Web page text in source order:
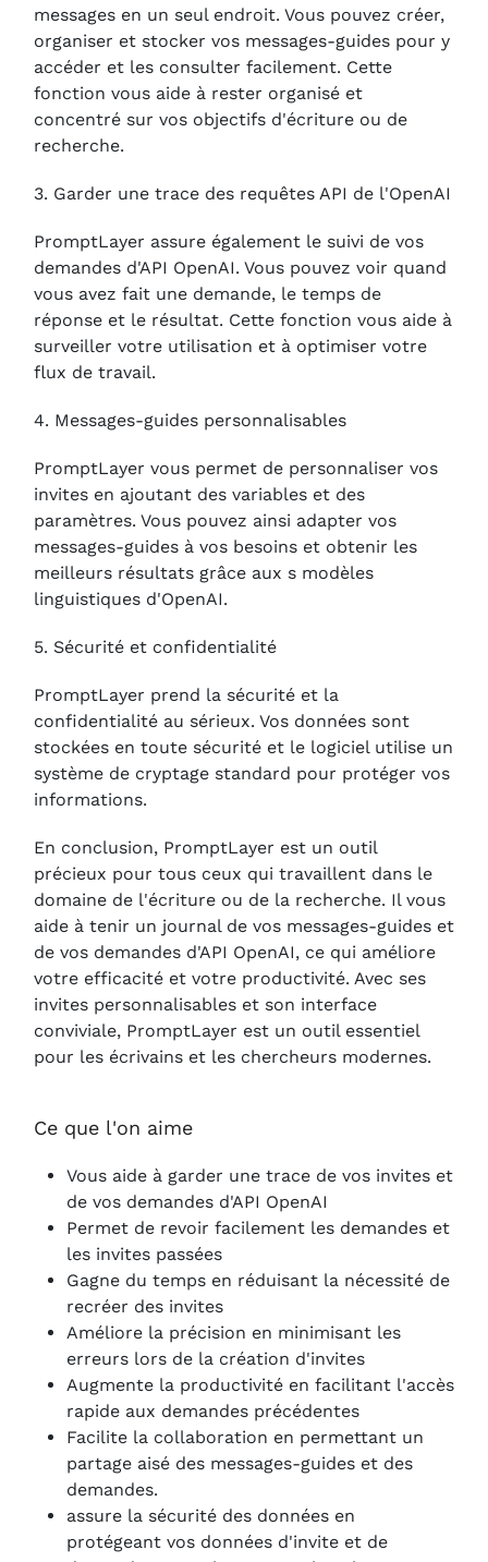
messages en un seul endroit. Vous pouvez créer,
organiser et stocker vos messages-guides pour y
accéder et les consulter facilement. Cette
fonction vous aide à rester organisé et
concentré sur vos objectifs d'écriture ou de
recherche.
3. Garder une trace des requêtes API de l'OpenAI
PromptLayer assure également le suivi de vos
demandes d'API OpenAI. Vous pouvez voir quand
vous avez fait une demande, le temps de
réponse et le résultat. Cette fonction vous aide à
surveiller votre utilisation et à optimiser votre
flux de travail.
4. Messages-guides personnalisables
PromptLayer vous permet de personnaliser vos
invites en ajoutant des variables et des
paramètres. Vous pouvez ainsi adapter vos
messages-guides à vos besoins et obtenir les
meilleurs résultats grâce aux s modèles
linguistiques d'OpenAI.
5. Sécurité et confidentialité
PromptLayer prend la sécurité et la
confidentialité au sérieux. Vos données sont
stockées en toute sécurité et le logiciel utilise un
système de cryptage standard pour protéger vos
informations.
En conclusion, PromptLayer est un outil
précieux pour tous ceux qui travaillent dans le
domaine de l'écriture ou de la recherche. Il vous
aide à tenir un journal de vos messages-guides et
de vos demandes d'API OpenAI, ce qui améliore
votre efficacité et votre productivité. Avec ses
invites personnalisables et son interface
conviviale, PromptLayer est un outil essentiel
pour les écrivains et les chercheurs modernes.
Ce que l'on aime
Vous aide à garder une trace de vos invites et
de vos demandes d'API OpenAI
Permet de revoir facilement les demandes et
les invites passées
Gagne du temps en réduisant la nécessité de
recréer des invites
Améliore la précision en minimisant les
erreurs lors de la création d'invites
Augmente la productivité en facilitant l'accès
rapide aux demandes précédentes
Facilite la collaboration en permettant un
partage aisé des messages-guides et des
demandes.
assure la sécurité des données en
protégeant vos données d'invite et de